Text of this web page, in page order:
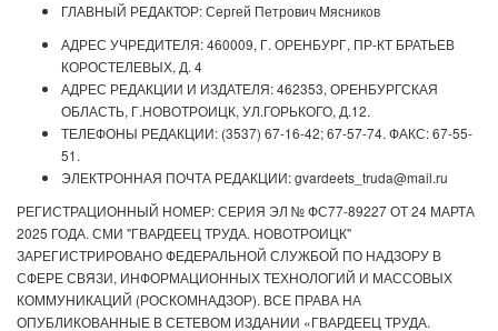
ГЛАВНЫЙ РЕДАКТОР: Сергей Петрович Мясников
АДРЕС УЧРЕДИТЕЛЯ: 460009, Г. ОРЕНБУРГ, ПР-КТ БРАТЬЕВ
КОРОСТЕЛЕВЫХ, Д. 4
АДРЕС РЕДАКЦИИ И ИЗДАТЕЛЯ: 462353, ОРЕНБУРГСКАЯ
ОБЛАСТЬ, Г.НОВОТРОИЦК, УЛ.ГОРЬКОГО, Д.12.
ТЕЛЕФОНЫ РЕДАКЦИИ: (3537) 67-16-42; 67-57-74. ФАКС: 67-55-
51.
ЭЛЕКТРОННАЯ ПОЧТА РЕДАКЦИИ: gvardeets_truda@mail.ru
РЕГИСТРАЦИОННЫЙ НОМЕР: СЕРИЯ ЭЛ № ФС77-89227 ОТ 24 МАРТА
2025 ГОДА. СМИ "ГВАРДЕЕЦ ТРУДА. НОВОТРОИЦК"
ЗАРЕГИСТРИРОВАНО ФЕДЕРАЛЬНОЙ СЛУЖБОЙ ПО НАДЗОРУ В
СФЕРЕ СВЯЗИ, ИНФОРМАЦИОННЫХ ТЕХНОЛОГИЙ И МАССОВЫХ
КОММУНИКАЦИЙ (РОСКОМНАДЗОР). ВСЕ ПРАВА НА
ОПУБЛИКОВАННЫЕ В СЕТЕВОМ ИЗДАНИИ «ГВАРДЕЕЦ ТРУДА.